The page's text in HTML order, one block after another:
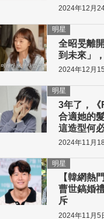
2024年12月
全昭旻離
到未來」
明星
2024年12月
3年了，
合適她的
這造型何
明星
2024年11月
【韓網熱
曹世鎬婚
斥
明星
2024年11月5